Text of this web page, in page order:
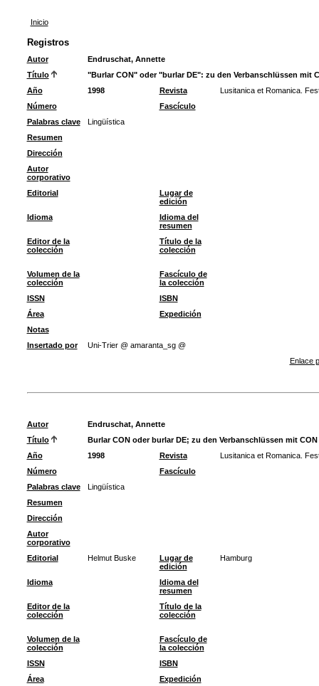
Inicio
Registros
Autor
Endruschat, Annette
Título
"Burlar CON" oder "burlar DE": zu den Verbanschlüssen mit
Año
1998 Revista
Lusitanica et Romanica.
Número
Fascículo
Palabras clave
Lingüística
Resumen
Dirección
Autor
corporativo
Editorial
Lugar de
edición
Idioma
Idioma del
resumen
Editor de la
colección
Título de la
colección
Volumen de la
colección
Fascículo de
la colección
ISSN
ISBN
Área
Expedición
Notas
Insertado por
Uni-Trier @ amaranta_sg @
Enlace
Autor
Endruschat, Annette
Título
Burlar CON oder burlar DE; zu den Verbanschlüssen mit
Año
1998 Revista
Lusitanica et Romanica.
Número
Fascículo
Palabras clave
Lingüística
Resumen
Dirección
Autor
corporativo
Editorial
Helmut Buske
Lugar de
edición
Hamburg
Idioma
Idioma del
resumen
Editor de la
colección
Título de la
colección
Volumen de la
colección
Fascículo de
la colección
ISSN
ISBN
Área
Expedición